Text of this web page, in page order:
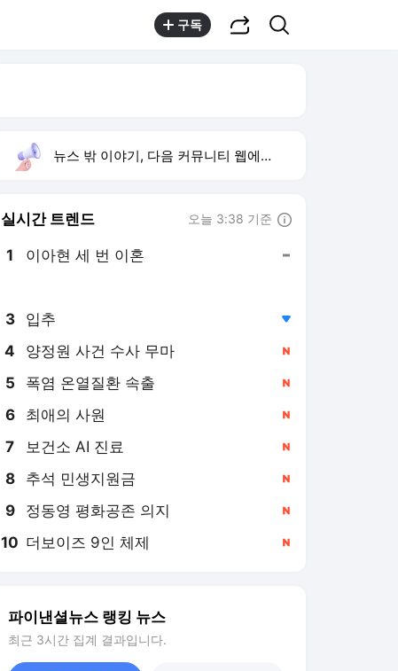
구독
뉴스 밖 이야기, 다음 커뮤니티 웹에서 보기
실시간 트렌드 오늘 3:38 기준
1 이아현 세 번 이혼
3 입추
4 양정원 사건 수사 무마
5 폭염 온열질환 속출
6 최애의 사원
7 보건소 AI 진료
8 추석 민생지원금
9 정동영 평화공존 의지
10 더보이즈 9인 체제
파이낸셜뉴스 랭킹 뉴스
최근 3시간 집계 결과입니다.